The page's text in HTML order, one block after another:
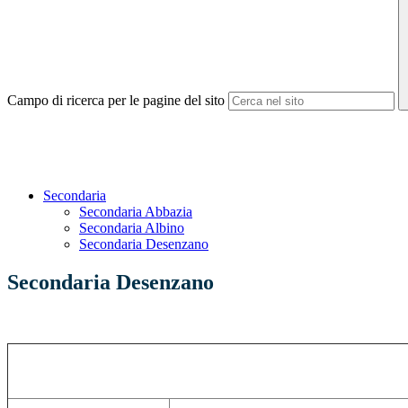
Campo di ricerca per le pagine del sito
Secondaria
Secondaria Abbazia
Secondaria Albino
Secondaria Desenzano
Secondaria Desenzano